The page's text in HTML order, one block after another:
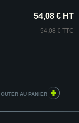
54,08 € HT
54,08 € TTC